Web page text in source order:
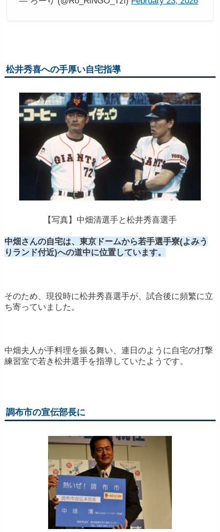
松井秀喜への手厚い自宅指導
【写真】中畑清選手と松井秀喜選手
中畑さんの自宅は、東京ドームから若手選手寮(よみう
りランド付近)への道中に位置しています。
そのため、現役時に松井秀喜選手が、試合後に頻繁に立
ち寄っていました。
中畑夫人が手料理を振る舞い、連日のように自宅の打撃
練習室で若き松井選手を指導していたようです。
調布市の宣伝部長に